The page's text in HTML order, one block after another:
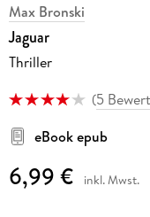
Max Bronski
Jaguar
Thriller
(5
eBook epub
6,99 € inkl. Mwst.